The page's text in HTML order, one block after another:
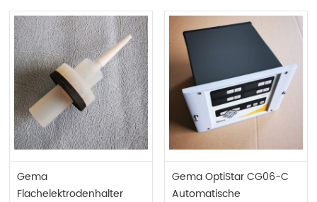
Gema
Flachelektrodenhalter
Gema OptiStar CG06-C
Automatische